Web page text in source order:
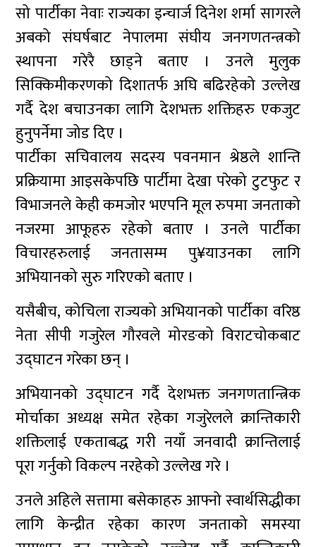
सो पार्टीका नेवाः राज्यका इन्चार्ज दिनेश शर्मा सागरले
अबको संघर्षबाट नेपालमा संघीय जनगणतन्त्रको
स्थापना गरेरै छाड्ने बताए । उनले मुलुक
सिक्किमीकरणको दिशातर्फ अघि बढिरहेको उल्लेख
गर्दै देश बचाउनका लागि देशभक्त शक्तिहरु एकजुट
हुनुपर्नेमा जोड दिए ।
पार्टीका सचिवालय सदस्य पवनमान श्रेष्ठले शान्ति
प्रक्रियामा आइसकेपछि पार्टीमा देखा परेको टुटफुट र
विभाजनले केही कमजोर भएपनि मूल रुपमा जनताको
नजरमा आफूहरु रहेको बताए । उनले पार्टीका
विचारहरुलाई जनतासम्म पु¥याउनका लागि
अभियानको सुरु गरिएको बताए ।
यसैबीच, कोचिला राज्यको अभियानको पार्टीका वरिष्ठ
नेता सीपी गजुरेल गौरवले मोरङको विराटचोकबाट
उद्घाटन गरेका छन् ।
अभियानको उद्घाटन गर्दै देशभक्त जनगणतान्त्रिक
मोर्चाका अध्यक्ष समेत रहेका गजुरेलले क्रान्तिकारी
शक्तिलाई एकताबद्ध गरी नयाँ जनवादी क्रान्तिलाई
पूरा गर्नुको विकल्प नरहेको उल्लेख गरे ।
उनले अहिले सत्तामा बसेकाहरु आफ्नो स्वार्थसिद्धीका
लागि केन्द्रीत रहेका कारण जनताको समस्या